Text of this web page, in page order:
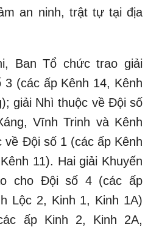
an ninh, trật tự tại địa
Ban Tổ chức trao giải
3 (các ấp Kênh 14, Kênh
giải Nhì thuộc về Đội số
Vĩnh Trinh và Kênh
về Đội số 1 (các ấp Kênh
11). Hai giải Khuyến
cho Đội số 4 (các ấp
Lộc 2, Kinh 1, Kinh 1A)
ấp Kinh 2, Kinh 2A,